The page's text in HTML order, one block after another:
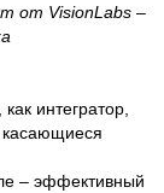
от VisionLabs –
интегратор,
касающиеся
– эффективный